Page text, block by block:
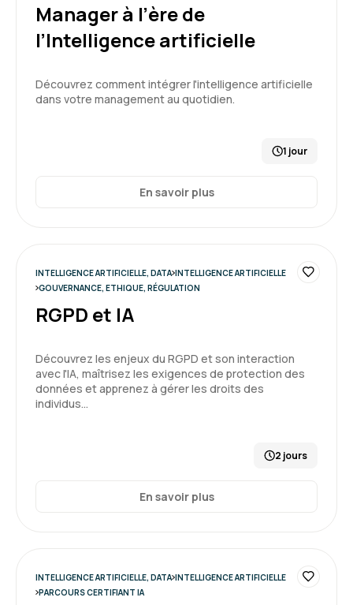
Manager à l’ère de
l’Intelligence artificielle
Découvrez comment intégrer l'intelligence artificielle
dans votre management au quotidien.
1 jour
En savoir plus
INTELLIGENCE ARTIFICIELLE, DATA INTELLIGENCE ARTIFICIELLE
GOUVERNANCE, ETHIQUE, RÉGULATION
RGPD et IA
Découvrez les enjeux du RGPD et son interaction
avec l'IA, maîtrisez les exigences de protection des
données et apprenez à gérer les droits des
individus…
2 jours
En savoir plus
INTELLIGENCE ARTIFICIELLE, DATA INTELLIGENCE ARTIFICIELLE
PARCOURS CERTIFIANT IA